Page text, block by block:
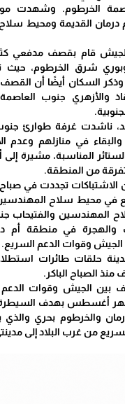
الخرطوم. وشهدت
درمان القديمة ومحيط
الجيش قام بقصف مدفعي
شرق الخرطوم، حيث
وذكر السكان أيضًا أن
والأزهري جنوب العاصمة
ناشدت غرفة طوارئ جنوب
والبقاء في منازلهم وعدم
المناسبة، مشيرة
من المنطقة.
الاشتباكات تجددت في
في محيط سلاح
المهندسين والفتيحاب
والهجرة في منطقة أم
الجيش وقوات الدعم السريع.
حلقات طائرات
منذ الصباح الباكر.
بين الجيش وقوات
شهر أغسطس بهدف
والخرطوم بحري
من غرب البلاد إلى